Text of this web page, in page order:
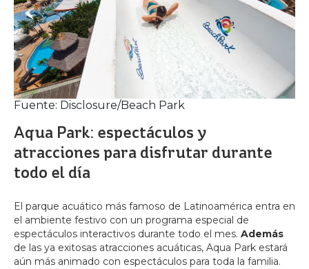
Fuente: Disclosure/Beach Park
Aqua Park: espectáculos y
atracciones para disfrutar durante
todo el día
El parque acuático más famoso de Latinoamérica entra en
el ambiente festivo con un programa especial de
espectáculos interactivos durante todo el mes. Además
de las ya exitosas atracciones acuáticas, Aqua Park estará
aún más animado con espectáculos para toda la familia.